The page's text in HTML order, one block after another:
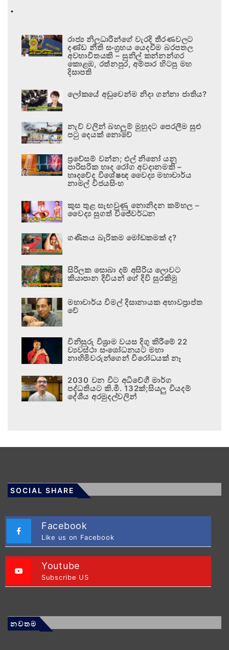
.
රාජ්‍ය නිලධාරීන්ගේ වැරදි තීරණවලට
දණ්ඩ නීති සංග්‍රහය යෙදවීම බරපතල
අවභාවිතයකි – සුනිල් කන්නන්ගර
කොළඹ, රත්නපුර, අම්පාර හිටපු මහ
දිසාපති
ලෝකයේ අඩුවෙන්ම නිදා ගන්නා ජාතිය?
නැව් වලින් බහලුම් මුහුදට පෙරලීම සුළු
පටු දෙයක් නොවේ
ප්‍රවේසම් වන්න; එල් නිනෝ යනු
පාරිසරික හෘද රෝග අවදානමකි –
හෘදවේද විශේෂඥ වෛද්‍ය මහාචාර්ය
නාමල් විජයසිංහ
කුස තුළ සැඟවුණු නොනිදන කම්හල –
වෛද්‍ය සුගත් විජේවර්ධන
ගණිතය බැරිකම මෝඩකමක් ද?
සිරිලක සොබා දම් අසිරිය ලොවට
කියාපාන දිවියන් ගේ දිවි සුරකිමු
මහාචාර්ය විමල් දිසානායක අභාවප්‍රාප්ත
වේ
විනිසුරු විශ්‍රාම වයස දිගු කිරීමේ 22
ව්‍යවස්ථා සංශෝධනයට මහා
නාහිමිවරුන්ගෙන් විරෝධයක් නෑ
2030 වන විට අධිවේගී මාර්ග
පද්ධතියට කි.මී. 132ක්;සියලු වියදම්
දේශීය අරමුදල්වලින්
SOCIAL SHARE
Facebook
Like us on Facebook
Youtube
Subscribe US
නවතම